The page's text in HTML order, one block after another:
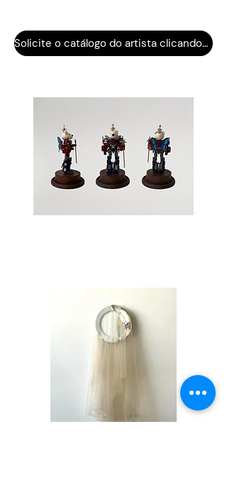
Solicite o catálogo do artista clicando aqui